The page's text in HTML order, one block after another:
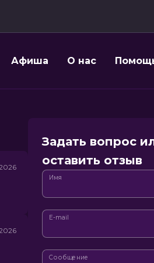
Афиша О нас
Задать вопрос
оставить отзыв
Имя
E-mail
Сообщение